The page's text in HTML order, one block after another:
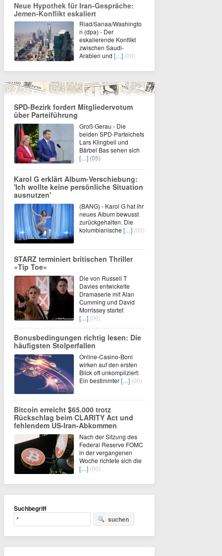
Neue Hypothek für Iran-Gespräche:
Jemen-Konflikt eskaliert
Riad/Sanaa/Washingto
n (dpa) - Der
eskalierende Konflikt
zwischen Saudi-
Arabien und […] (00)
SPD-Bezirk fordert Mitgliedervotum
über Parteiführung
Groß-Gerau - Die
beiden SPD-Parteichefs
Lars Klingbeil und
Bärbel Bas sehen sich
[…] (05)
Karol G erklärt Album-Verschiebung:
'Ich wollte keine persönliche Situation
ausnutzen'
(BANG) - Karol G hat ihr
neues Album bewusst
zurückgehalten. Die
kolumbianische […] (00)
STARZ terminiert britischen Thriller
«Tip Toe»
Die von Russell T
Davies entwickelte
Dramaserie mit Alan
Cumming und David
Morrissey startet
[…] (00)
Bonusbedingungen richtig lesen: Die
häufigsten Stolperfallen
Online-Casino-Boni
wirken auf den ersten
Blick oft unkompliziert:
Ein bestimmter[…] (00)
Bitcoin erreicht $65.000 trotz
Rückschlag beim CLARITY Act und
fehlendem US-Iran-Abkommen
Nach der Sitzung des
Federal Reserve FOMC
in der vergangenen
Woche richtete sich die
[…] (00)
Suchbegriff
suchen